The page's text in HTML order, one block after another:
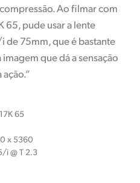
Ao filmar com
65, pude usar a lente
de 75mm, que é bastante
que dá a sensação
65
x 5360
i @ T 2.3